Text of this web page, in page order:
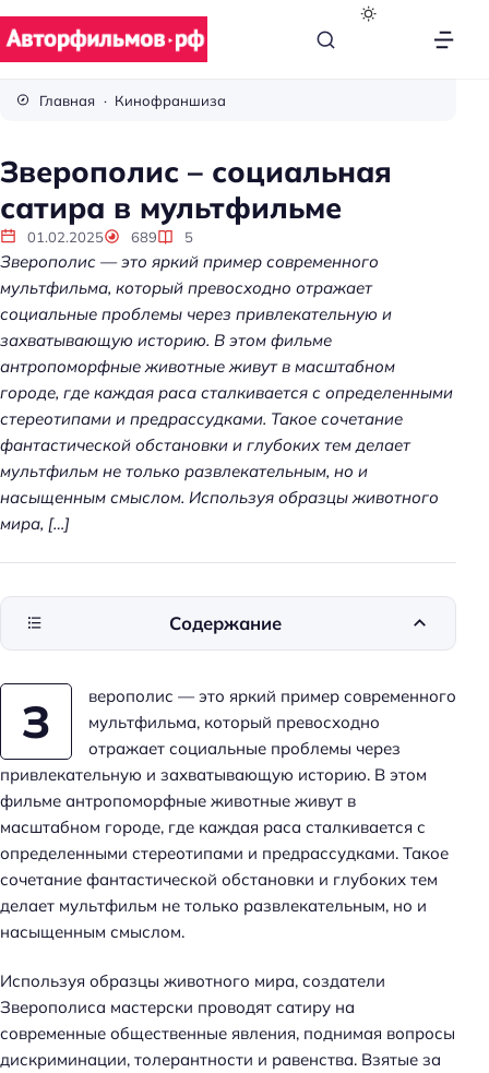
р
о
к
и
н
о
Главная Кинофраншиза
Зверополис – социальная
сатира в мультфильме
01.02.2025 689 5
Зверополис — это яркий пример современного
мультфильма, который превосходно отражает
социальные проблемы через привлекательную и
захватывающую историю. В этом фильме
антропоморфные животные живут в масштабном
городе, где каждая раса сталкивается с определенными
стереотипами и предрассудками. Такое сочетание
фантастической обстановки и глубоких тем делает
мультфильм не только развлекательным, но и
насыщенным смыслом. Используя образцы животного
мира, […]
З
верополис — это яркий пример современного
мультфильма, который превосходно
отражает социальные проблемы через
привлекательную и захватывающую историю. В этом
фильме антропоморфные животные живут в
масштабном городе, где каждая раса сталкивается с
определенными стереотипами и предрассудками. Такое
сочетание фантастической обстановки и глубоких тем
делает мультфильм не только развлекательным, но и
насыщенным смыслом.
Используя образцы животного мира, создатели
Зверополиса мастерски проводят сатиру на
современные общественные явления, поднимая вопросы
дискриминации, толерантности и равенства. Взятые за
Содержание